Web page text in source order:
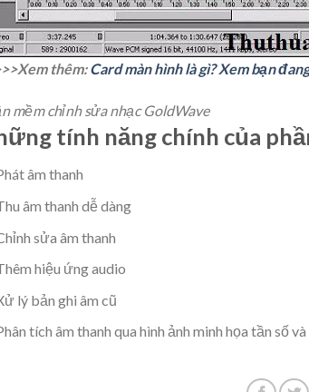
thêm:Card màn hình là gì? Xem bạn
mềm chỉnh sửa nhạc GoldWave
tính năng chính của
âm thanh
âm thanh dễ dàng
sửa âm thanh
hiệu ứng audio
lý bản ghi âm cũ
tích âm thanh qua hình ảnh minh họa tần số